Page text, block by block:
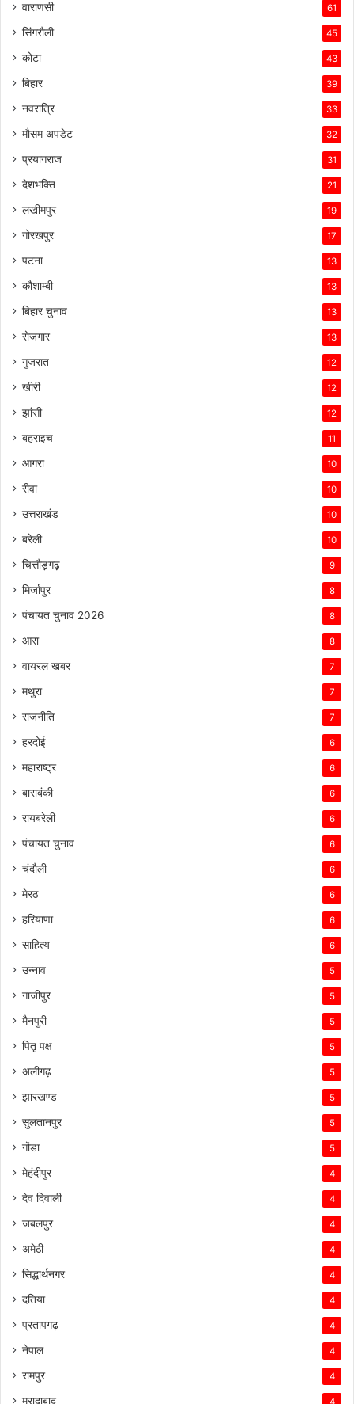
वाराणसी 61
सिंगरौली 45
कोटा 43
बिहार 39
नवरात्रि 33
मौसम अपडेट 32
प्रयागराज 31
देशभक्ति 21
लखीमपुर 19
गोरखपुर 17
पटना 13
कौशाम्बी 13
बिहार चुनाव 13
रोजगार 13
गुजरात 12
खीरी 12
झांसी 12
बहराइच 11
आगरा 10
रीवा 10
उत्तराखंड 10
बरेली 10
चित्तौड़गढ़ 9
मिर्जापुर 8
पंचायत चुनाव 2026 8
आरा 8
वायरल खबर 7
मथुरा 7
राजनीति 7
हरदोई 6
महाराष्ट्र 6
बाराबंकी 6
रायबरेली 6
पंचायत चुनाव 6
चंदौली 6
मेरठ 6
हरियाणा 6
साहित्य 6
उन्नाव 5
गाजीपुर 5
मैनपुरी 5
पितृ पक्ष 5
अलीगढ़ 5
झारखण्ड 5
सुलतानपुर 5
गोंडा 5
मेहंदीपुर 4
देव दिवाली 4
जबलपुर 4
अमेठी 4
सिद्धार्थनगर 4
दतिया 4
प्रतापगढ़ 4
नेपाल 4
रामपुर 4
मुरादाबाद